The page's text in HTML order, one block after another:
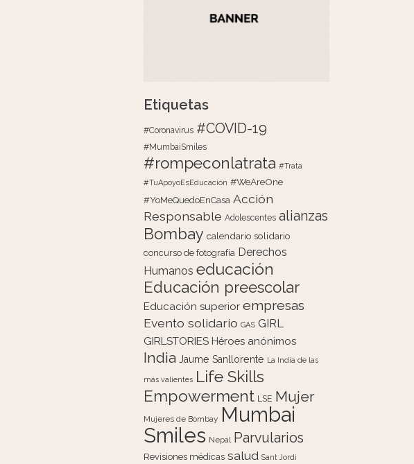
Etiquetas
#Coronavirus #COVID-19
#MumbaiSmiles
#rompeconlatrata #Trata
#TuApoyoEsEducación #WeAreOne
#YoMeQuedoEnCasa Acción
Responsable Adolescentes alianzas
Bombay calendario solidario
concurso de fotografía Derechos
Humanos educación
Educación preescolar
Educación superior empresas
Evento solidario GAS GIRL
GIRLSTORIES Héroes anónimos
India Jaume Sanllorente La India de las
más valientes Life Skills
Empowerment LSE Mujer
Mujeres de Bombay Mumbai
Smiles Nepal Parvularios
Revisiones médicas salud Sant Jordi